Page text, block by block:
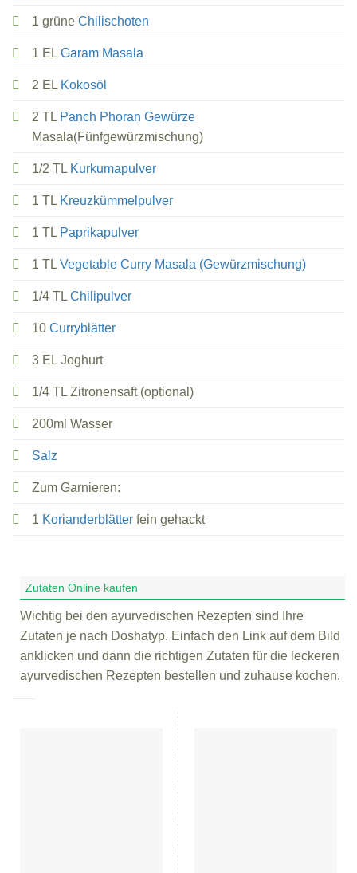
1 grüne Chilischoten
1 EL Garam Masala
2 EL Kokosöl
2 TL Panch Phoran Gewürze
Masala(Fünfgewürzmischung)
1/2 TL Kurkumapulver
1 TL Kreuzkümmelpulver
1 TL Paprikapulver
1 TL Vegetable Curry Masala (Gewürzmischung)
1/4 TL Chilipulver
10 Curryblätter
3 EL Joghurt
1/4 TL Zitronensaft (optional)
200ml Wasser
Salz
Zum Garnieren:
1 Korianderblätter fein gehackt
Zutaten Online kaufen
Wichtig bei den ayurvedischen Rezepten sind Ihre
Zutaten je nach Doshatyp. Einfach den Link auf dem Bild
anklicken und dann die richtigen Zutaten für die leckeren
ayurvedischen Rezepten bestellen und zuhause kochen.